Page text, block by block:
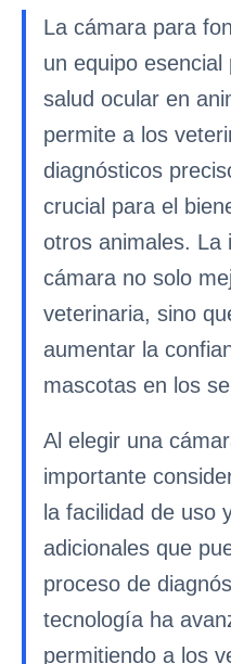
La cámara para
un equipo
salud ocular en
permite a los
diagnósticos
crucial para el
otros animales. La
cámara no solo
veterinaria, sino
aumentar la
mascotas en los
Al elegir una
importante
la facilidad de uso
adicionales que
proceso de
tecnología ha
permitiendo a los